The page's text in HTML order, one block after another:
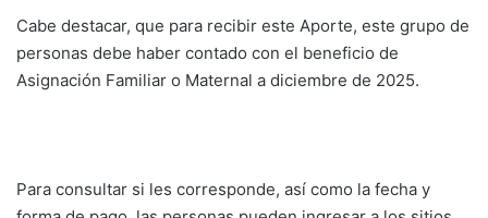
Cabe destacar, que para recibir este Aporte, este grupo de
personas debe haber contado con el beneficio de
Asignación Familiar o Maternal a diciembre de 2025.
Para consultar si les corresponde, así como la fecha y